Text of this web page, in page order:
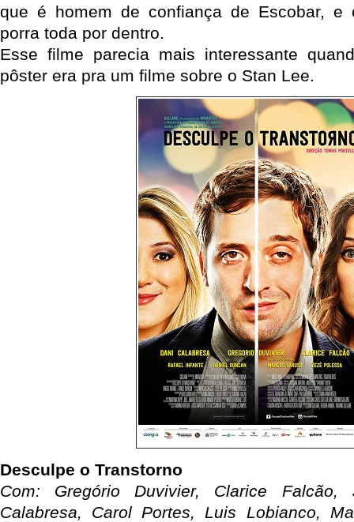
que é homem de confiança de Escobar, e
porra toda por dentro.
Esse filme parecia mais interessante
pôster era pra um filme sobre o Stan Lee.
Desculpe o Transtorno
Com: Gregório Duvivier, Clarice Falcão,
Calabresa, Carol Portes, Luis Lobianco,